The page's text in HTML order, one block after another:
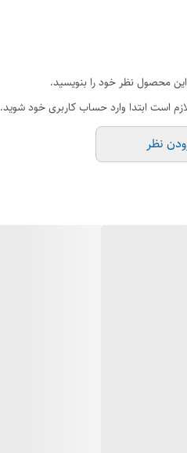
کمی تلخ
محصول نظر خود را بنویسید.
است ابتدا وارد حساب کاربری خود شوید.
نظر